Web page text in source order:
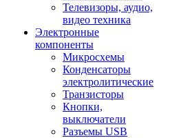
Телевизоры, аудио,
видео техника
Электронные
компоненты
Микросхемы
Конденсаторы
электролитические
Транзисторы
Кнопки,
выключатели
Разъемы USB